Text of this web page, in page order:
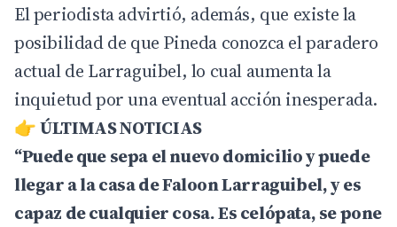
El periodista advirtió, además, que existe la
posibilidad de que Pineda conozca el paradero
actual de Larraguibel, lo cual aumenta la
inquietud por una eventual acción inesperada.
👉ÚLTIMAS NOTICIAS
“Puede que sepa el nuevo domicilio y puede
llegar a la casa de Faloon Larraguibel, y es
capaz de cualquier cosa. Es celópata, se pone